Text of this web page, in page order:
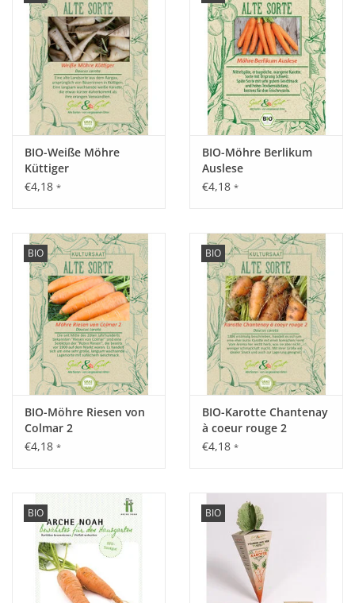
BIO-Weiße Möhre
Küttiger
€4,18 *
BIO-Möhre Berlikum
Auslese
€4,18 *
BIO
BIO-Möhre Riesen von
Colmar 2
€4,18 *
BIO
BIO-Karotte Chantenay
à coeur rouge 2
€4,18 *
BIO BIO